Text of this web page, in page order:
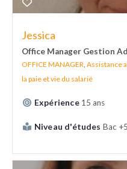
Jessica
Office Manager Gestion
OFFICE MANAGER Assistance
la paie et vie du salarié
Expérience 15 ans
Niveau d'études Bac